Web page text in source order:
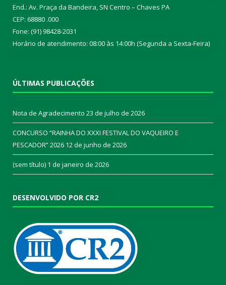
End.: Av. Praça da Bandeira, SN Centro – Chaves PA
CEP: 68880 .000
Fone: (91) 98428-2031
Horário de atendimento: 08:00 às 14:00h (Segunda a Sexta-Feira)
ÚLTIMAS PUBLICAÇÕES
Nota de Agradecimento 23 de julho de 2026
CONCURSO “RAINHA DO XXXI FESTIVAL DO VAQUEIRO E
PESCADOR” 2026 12 de junho de 2026
(sem título) 1 de janeiro de 2026
DESENVOLVIDO POR CR2